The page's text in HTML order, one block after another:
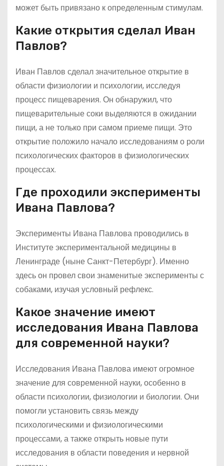
может быть привязано к определенным стимулам.
Какие открытия сделал Иван
Павлов?
Иван Павлов сделал значительное открытие в
области физиологии и психологии, исследуя
процесс пищеварения. Он обнаружил, что
пищеварительные соки выделяются в ожидании
пищи, а не только при самом приеме пищи. Это
открытие положило начало исследованиям о роли
психологических факторов в физиологических
процессах.
Где проходили эксперименты
Ивана Павлова?
Эксперименты Ивана Павлова проводились в
Институте экспериментальной медицины в
Ленинграде (ныне Санкт-Петербург). Именно
здесь он провел свои знаменитые эксперименты с
собаками, изучая условный рефлекс.
Какое значение имеют
исследования Ивана Павлова
для современной науки?
Исследования Ивана Павлова имеют огромное
значение для современной науки, особенно в
области психологии, физиологии и биологии. Они
помогли установить связь между
психологическими и физиологическими
процессами, а также открыть новые пути
исследования в области поведения и нервной